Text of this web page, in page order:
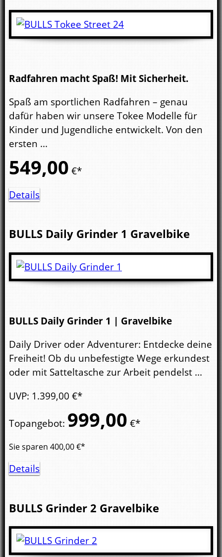
Radfahren macht Spaß! Mit Sicherheit.
Spaß am sportlichen Radfahren – genau
dafür haben wir unsere Tokee Modelle für
Kinder und Jugendliche entwickelt. Von den
ersten ...
549,00 €*
Details
BULLS Daily Grinder 1 Gravelbike
BULLS Daily Grinder 1 | Gravelbike
Daily Driver oder Adventurer: Entdecke deine
Freiheit! Ob du unbefestigte Wege erkundest
oder mit Satteltasche zur Arbeit pendelst ...
UVP: 1.399,00 €*
Topangebot: 999,00 €*
Sie sparen 400,00€*
Details
BULLS Grinder 2 Gravelbike